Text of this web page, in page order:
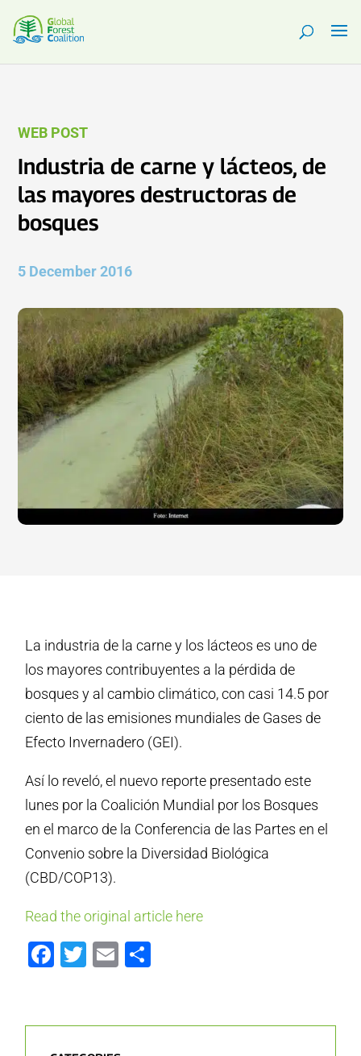
WEB POST
Industria de carne y lácteos, de
las mayores destructoras de
bosques
5 December 2016
La industria de la carne y los lácteos es uno de
los mayores contribuyentes a la pérdida de
bosques y al cambio climático, con casi 14.5 por
ciento de las emisiones mundiales de Gases de
Efecto Invernadero (GEI).
Así lo reveló, el nuevo reporte presentado este
lunes por la Coalición Mundial por los Bosques
en el marco de la Conferencia de las Partes en el
Convenio sobre la Diversidad Biológica
(CBD/COP13).
Read the original article here
Facebook
Twitter
Email